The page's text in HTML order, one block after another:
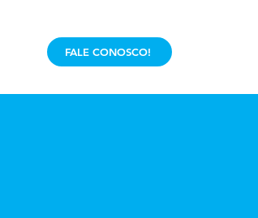
FALE CONOSCO!